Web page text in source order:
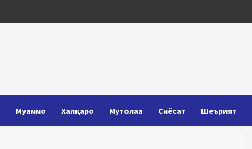
Муаммо Халқаро Мутолаа Сиёсат Шеърият